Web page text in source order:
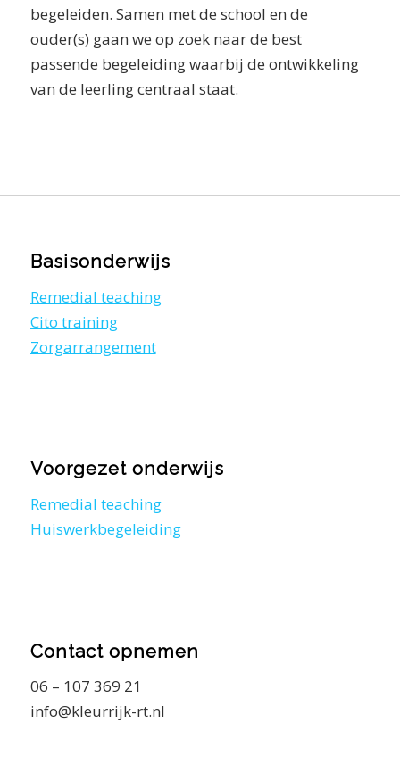
begeleiden. Samen met de school en de
ouder(s) gaan we op zoek naar de best
passende begeleiding waarbij de ontwikkeling
van de leerling centraal staat.
Basisonderwijs
Remedial teaching
Cito training
Zorgarrangement
Voorgezet onderwijs
Remedial teaching
Huiswerkbegeleiding
Contact opnemen
06 – 107 369 21
info@kleurrijk-rt.nl